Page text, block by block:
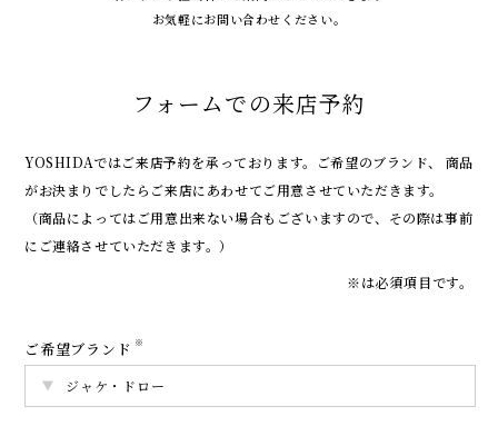
お気軽にお問い合わせください。
フォームでの来店予約
YOSHIDAではご来店予約を承っております。
ご希望のブランド、 商品
がお決まりでしたらご来店にあわせてご用意させていただきます。
（商品によってはご用意出来ない場合もございますので、その際は事前
にご連絡させていただきます。）
※は必須項目です。
ご希望ブランド ※